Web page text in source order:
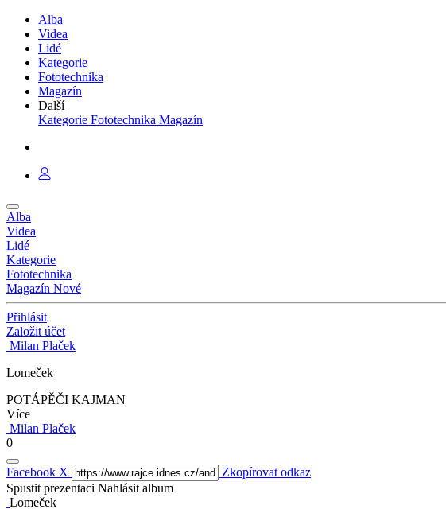
Alba
Videa
Lidé
Kategorie
Fototechnika
Magazín
Další
Kategorie Fototechnika Magazín
Alba
Videa
Lidé
Kategorie
Fototechnika
Magazín Nové
Přihlásit
Založit účet
Milan Plaček
Lomeček
POTÁPĚČI KAJMAN
Více
Milan Plaček
0
Facebook X
Zkopírovat odkaz
Spustit prezentaci Nahlásit album
Lomeček